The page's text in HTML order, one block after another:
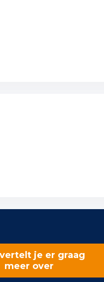
je er graag
meer over